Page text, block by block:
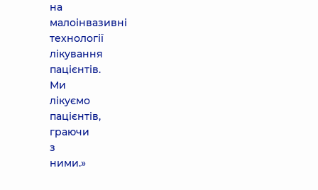
на
малоінвазивні
технології
лікування
пацієнтів.
Ми
лікуємо
пацієнтів,
граючи
з
ними.»